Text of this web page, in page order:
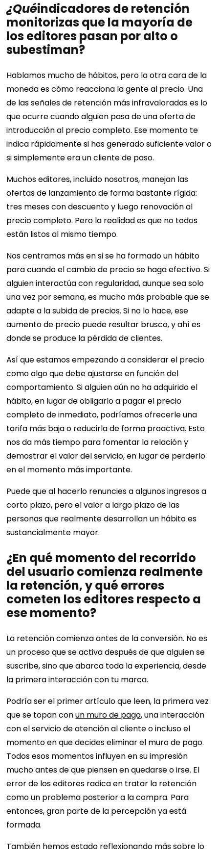
¿Quéindicadores de retención
monitorizas que la mayoría de
los editores pasan por alto o
subestiman?
Hablamos mucho de hábitos, pero la otra cara de la
moneda es cómo reacciona la gente al precio. Una
de las señales de retención más infravaloradas es lo
que ocurre cuando alguien pasa de una oferta de
introducción al precio completo. Ese momento te
indica rápidamente si has generado suficiente valor o
si simplemente era un cliente de paso.
Muchos editores, incluido nosotros, manejan las
ofertas de lanzamiento de forma bastante rígida:
tres meses con descuento y luego renovación al
precio completo. Pero la realidad es que no todos
están listos al mismo tiempo.
Nos centramos más en si se ha formado un hábito
para cuando el cambio de precio se haga efectivo. Si
alguien interactúa con regularidad, aunque sea solo
una vez por semana, es mucho más probable que se
adapte a la subida de precios. Si no lo hace, ese
aumento de precio puede resultar brusco, y ahí es
donde se produce la pérdida de clientes.
Así que estamos empezando a considerar el precio
como algo que debe ajustarse en función del
comportamiento. Si alguien aún no ha adquirido el
hábito, en lugar de obligarlo a pagar el precio
completo de inmediato, podríamos ofrecerle una
tarifa más baja o reducirla de forma proactiva. Esto
nos da más tiempo para fomentar la relación y
demostrar el valor del servicio, en lugar de perderlo
en el momento más importante.
Puede que al hacerlo renuncies a algunos ingresos a
corto plazo, pero el valor a largo plazo de las
personas que realmente desarrollan un hábito es
sustancialmente mayor.
¿En qué momento del recorrido
del usuario comienza realmente
la retención, y qué errores
cometen los editores respecto a
ese momento?
La retención comienza antes de la conversión. No es
un proceso que se activa después de que alguien se
suscribe, sino que abarca toda la experiencia, desde
la primera interacción con tu marca.
Podría ser el primer artículo que leen, la primera vez
que se topan conun muro de pago, una interacción
con el servicio de atención al cliente o incluso el
momento en que decides eliminar el muro de pago.
Todos esos momentos influyen en su impresión
mucho antes de que piensen en quedarse o irse. El
error de los editores radica en tratar la retención
como un problema posterior a la compra. Para
entonces, gran parte de la percepción ya está
formada.
También hemos estado reflexionando más sobre lo